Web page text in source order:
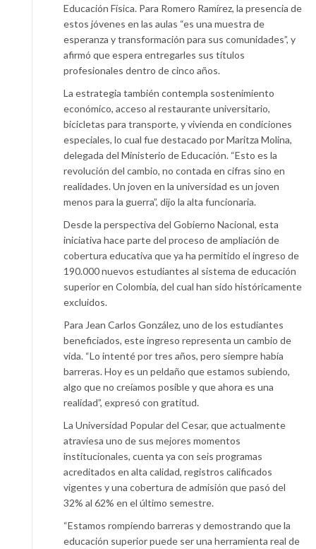
Educación Física. Para Romero Ramírez, la presencia de
estos jóvenes en las aulas “es una muestra de
esperanza y transformación para sus comunidades”, y
afirmó que espera entregarles sus títulos
profesionales dentro de cinco años.
La estrategia también contempla sostenimiento
económico, acceso al restaurante universitario,
bicicletas para transporte, y vivienda en condiciones
especiales, lo cual fue destacado por Maritza Molina,
delegada del Ministerio de Educación. “Esto es la
revolución del cambio, no contada en cifras sino en
realidades. Un joven en la universidad es un joven
menos para la guerra”, dijo la alta funcionaria.
Desde la perspectiva del Gobierno Nacional, esta
iniciativa hace parte del proceso de ampliación de
cobertura educativa que ya ha permitido el ingreso de
190.000 nuevos estudiantes al sistema de educación
superior en Colombia, del cual han sido históricamente
excluidos.
Para Jean Carlos González, uno de los estudiantes
beneficiados, este ingreso representa un cambio de
vida. “Lo intenté por tres años, pero siempre había
barreras. Hoy es un peldaño que estamos subiendo,
algo que no creíamos posible y que ahora es una
realidad”, expresó con gratitud.
La Universidad Popular del Cesar, que actualmente
atraviesa uno de sus mejores momentos
institucionales, cuenta ya con seis programas
acreditados en alta calidad, registros calificados
vigentes y una cobertura de admisión que pasó del
32% al 62% en el último semestre.
“Estamos rompiendo barreras y demostrando que la
educación superior puede ser una herramienta real de